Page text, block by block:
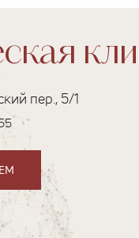
пер., 5/1